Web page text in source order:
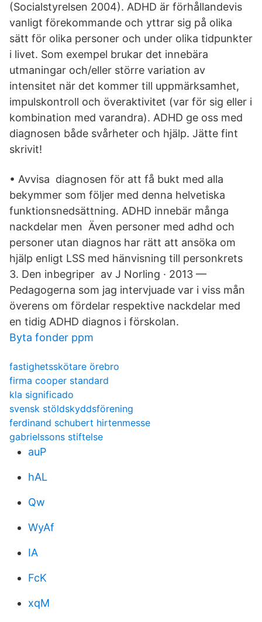
(Socialstyrelsen 2004). ADHD är förhållandevis
vanligt förekommande och yttrar sig på olika
sätt för olika personer och under olika tidpunkter
i livet. Som exempel brukar det innebära
utmaningar och/eller större variation av
intensitet när det kommer till uppmärksamhet,
impulskontroll och överaktivitet (var för sig eller i
kombination med varandra). ADHD ge oss med
diagnosen både svårheter och hjälp. Jätte fint
skrivit!
• Avvisa diagnosen för att få bukt med alla
bekymmer som följer med denna helvetiska
funktionsnedsättning. ADHD innebär många
nackdelar men Även personer med adhd och
personer utan diagnos har rätt att ansöka om
hjälp enligt LSS med hänvisning till personkrets
3. Den inbegriper av J Norling · 2013 —
Pedagogerna som jag intervjuade var i viss mån
överens om fördelar respektive nackdelar med
en tidig ADHD diagnos i förskolan.
Byta fonder ppm
fastighetsskötare örebro
firma cooper standard
kla significado
svensk stöldskyddsförening
ferdinand schubert hirtenmesse
gabrielssons stiftelse
auP
hAL
Qw
WyAf
IA
FcK
xqM